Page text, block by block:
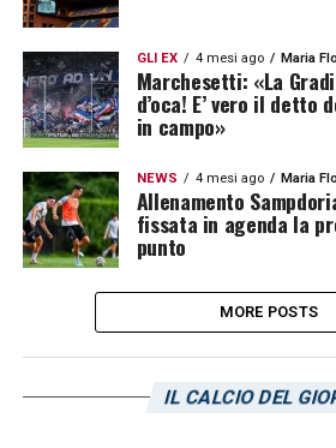
GLI EX 4 mesi ago Maria
Marchesetti: «La
d’oca! E’ vero il detto
in campo»
NEWS 4 mesi ago Maria
Allenamento
fissata in agenda la
punto
MORE POSTS
IL CALCIO DEL